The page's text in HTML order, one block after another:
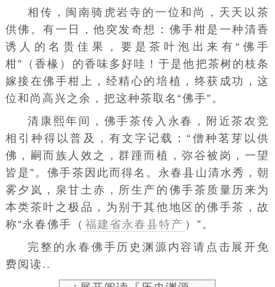
相传，闽南骑虎岩寺的一位和尚，天天以茶
供佛。有一日，他突发奇想：佛手柑是一种清香
诱人的名贵佳果，要是茶叶泡出来有“佛手
柑”（香椽）的香味多好哇！于是他把茶树的枝条
嫁接在佛手柑上，经精心的培植，终获成功，这
位和尚高兴之余，把这种茶取名“佛手”。
清康熙年间，佛手茶传入永春，附近茶农竞
相引种得以普及，有文字记载：“僧种茗芽以供
佛，嗣而族人效之，群踵而植，弥谷被岗，一望
皆是”。佛手茶因此而得名。永春县山清水秀，朝
雾夕岚，泉甘土赤，所生产的佛手茶质量历来为
本类茶叶之极品，为别于其他地区的佛手茶，故
称“永春佛手（ 福建省永春县特产 ）”。
完整的永春佛手历史渊源内容请点击展开免
费阅读..